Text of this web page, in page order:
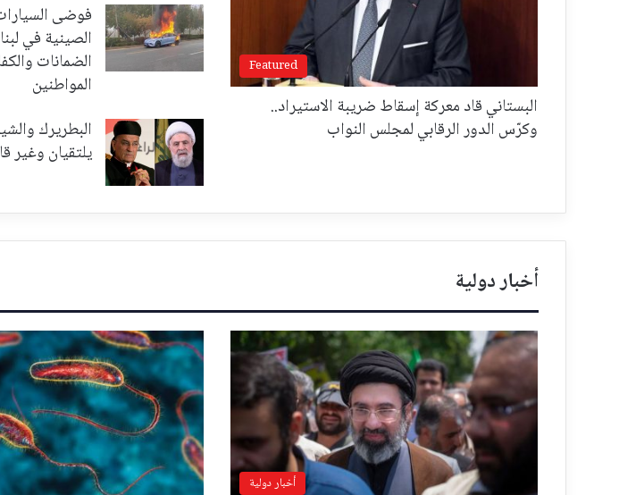
Featured
البستاني قاد معركة إسقاط ضريبة الاستيراد..
وكرّس الدور الرقابي لمجلس النواب
فوضى
الصينية في
الضمانات
المواطنين
البطريرك
يلتقيان وغير
أخبار دولية
أخبار دولية